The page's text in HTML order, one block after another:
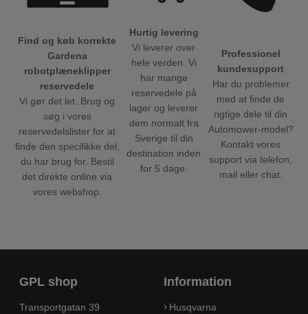
Find og køb korrekte
Gardena
robotplæneklipper
reservedele
Vi gør det let. Brug og
søg i vores
reservedelslister for at
finde den specifikke del,
du har brug for. Bestil
det direkte online via
vores webshop.
Hurtig levering
Vi leverer over
hele verden. Vi
har mange
reservedele på
lager og leverer
dem normalt fra
Sverige til din
destination inden
for 5 dage.
Professionel
kundesupport
Har du problemer
med at finde de
rigtige dele til din
Automower-model?
Kontakt vores
support via telefon,
mail eller chat.
GPL shop
Transportgatan 39
Information
Husqvarna